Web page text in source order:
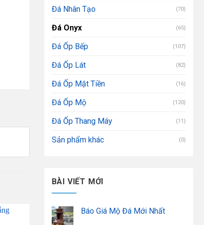
Đá Nhân Tạo (70)
Đá Onyx (65)
Đá Ốp Bếp (107)
Đá Ốp Lát (82)
Đá Ốp Mặt Tiền (16)
Đá Ốp Mộ (120)
Đá Ốp Thang Máy (11)
Sản phẩm khác (0)
BÀI VIẾT MỚI
Báo Giá Mộ Đá Mới Nhất